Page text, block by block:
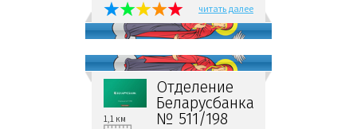
читать далее
Отделение
Беларусбанка
№ 511/198
1,1 км